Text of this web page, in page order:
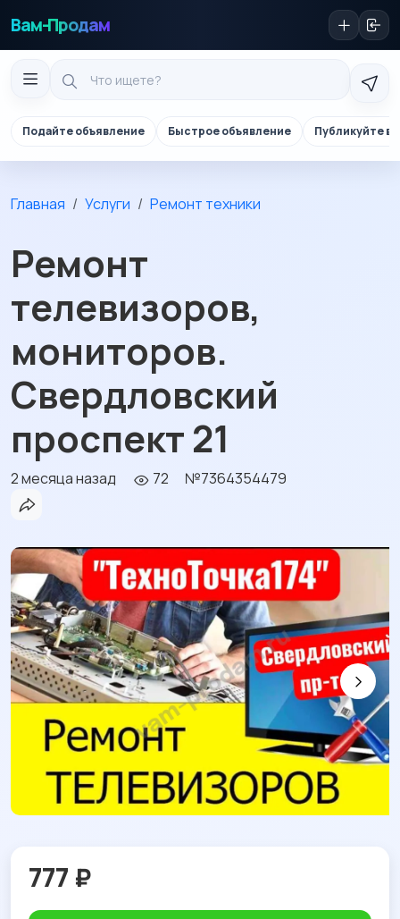
Вам-Продам
Подайте объявление Быстрое объявление Публикуйте в
Главная Услуги Ремонт техники
Ремонт
телевизоров,
мониторов.
Свердловский
проспект 21
2 месяца назад 72 №7364354479
777 ₽